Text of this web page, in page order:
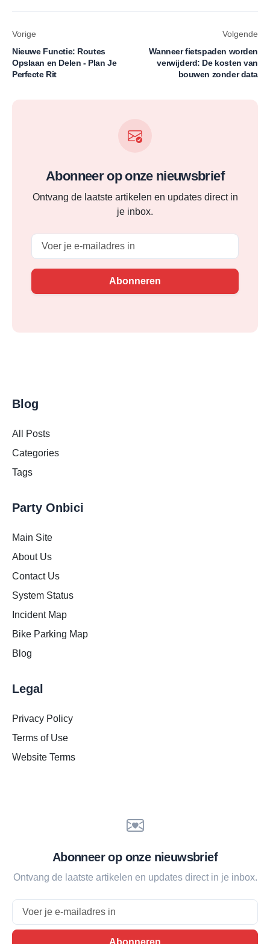
Vorige
Nieuwe Functie: Routes
Opslaan en Delen - Plan Je
Perfecte Rit
Volgende
Wanneer fietspaden worden
verwijderd: De kosten van
bouwen zonder data
Abonneer op onze nieuwsbrief
Ontvang de laatste artikelen en updates direct in
je inbox.
Abonneren
Blog
All Posts
Categories
Tags
Party Onbici
Main Site
About Us
Contact Us
System Status
Incident Map
Bike Parking Map
Blog
Legal
Privacy Policy
Terms of Use
Website Terms
Abonneer op onze nieuwsbrief
Ontvang de laatste artikelen en updates direct in je inbox.